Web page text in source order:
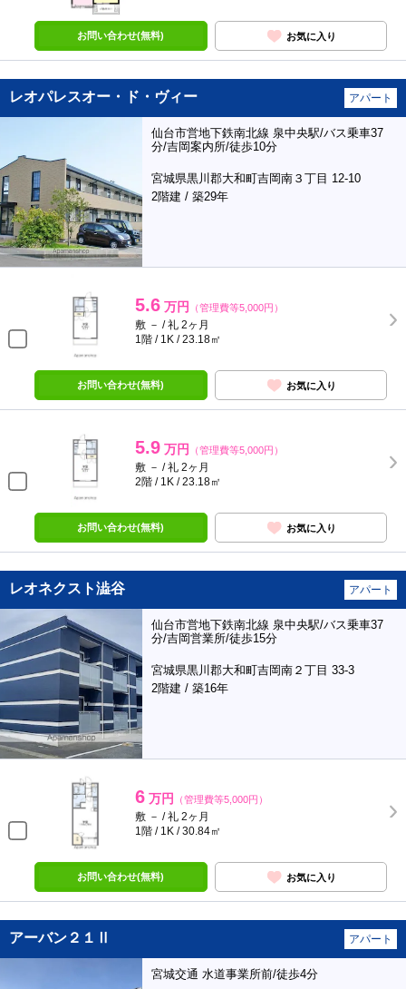
お問い合わせ(無料) お気に入り
レオパレスオー・ド・ヴィー アパート
仙台市営地下鉄南北線 泉中央駅/バス乗車37
分/吉岡案内所/徒歩10分
宮城県黒川郡大和町吉岡南３丁目 12-10
2階建 / 築29年
5.6 万円 （管理費等5,000円）
敷 － / 礼 2ヶ月
1階 / 1K / 23.18㎡
お問い合わせ(無料) お気に入り
5.9 万円 （管理費等5,000円）
敷 － / 礼 2ヶ月
2階 / 1K / 23.18㎡
お問い合わせ(無料) お気に入り
レオネクスト澁谷 アパート
仙台市営地下鉄南北線 泉中央駅/バス乗車37
分/吉岡営業所/徒歩15分
宮城県黒川郡大和町吉岡南２丁目 33-3
2階建 / 築16年
6 万円 （管理費等5,000円）
敷 － / 礼 2ヶ月
1階 / 1K / 30.84㎡
お問い合わせ(無料) お気に入り
アーバン２１Ⅱ アパート
宮城交通 水道事業所前/徒歩4分